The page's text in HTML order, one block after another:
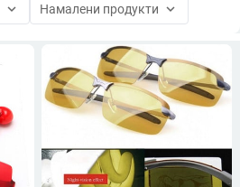
keyboard_arrow_down Намалени продукти keyboard_arrow_down